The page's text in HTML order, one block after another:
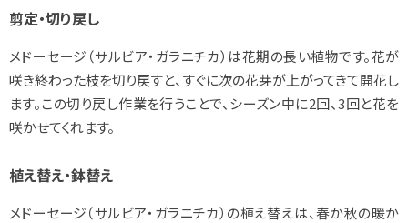
剪定・切り戻し
メドーセージ（サルビア・ガラニチカ）は花期の長い植物です。花が
咲き終わった枝を切り戻すと、すぐに次の花芽が上がってきて開花し
ます。この切り戻し作業を行うことで、シーズン中に2回、3回と花を
咲かせてくれます。
植え替え・鉢替え
メドーセージ（サルビア・ガラニチカ）の植え替えは、春か秋の暖か